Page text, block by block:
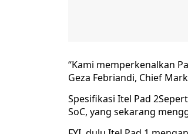
“Kami memperkenalkan
Geza Febriandi, Chief
Spesifikasi Itel Pad
SoC, yang sekarang